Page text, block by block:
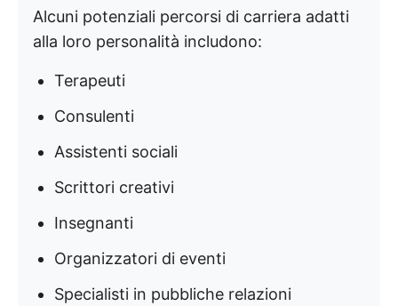
Alcuni potenziali percorsi di carriera adatti
alla loro personalità includono:
Terapeuti
Consulenti
Assistenti sociali
Scrittori creativi
Insegnanti
Organizzatori di eventi
Specialisti in pubbliche relazioni